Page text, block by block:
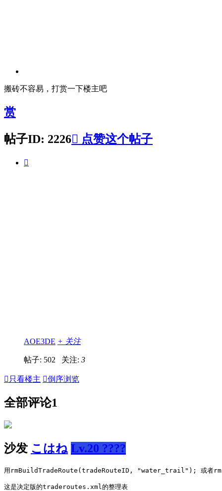
搬砖不容易，打赏一下楼主吧
赏
帖子ID: 2226 点赞这个帖子

AOE3DE + 关注
帖子: 502 关注: 3
 只看楼主 倒序浏览
全部评论1
沙发 こはね Lv.20 ????
用rmBuildTradeRoute(tradeRouteID, "water_trail"); 或
这是决定版的traderoutes.xml的整理表